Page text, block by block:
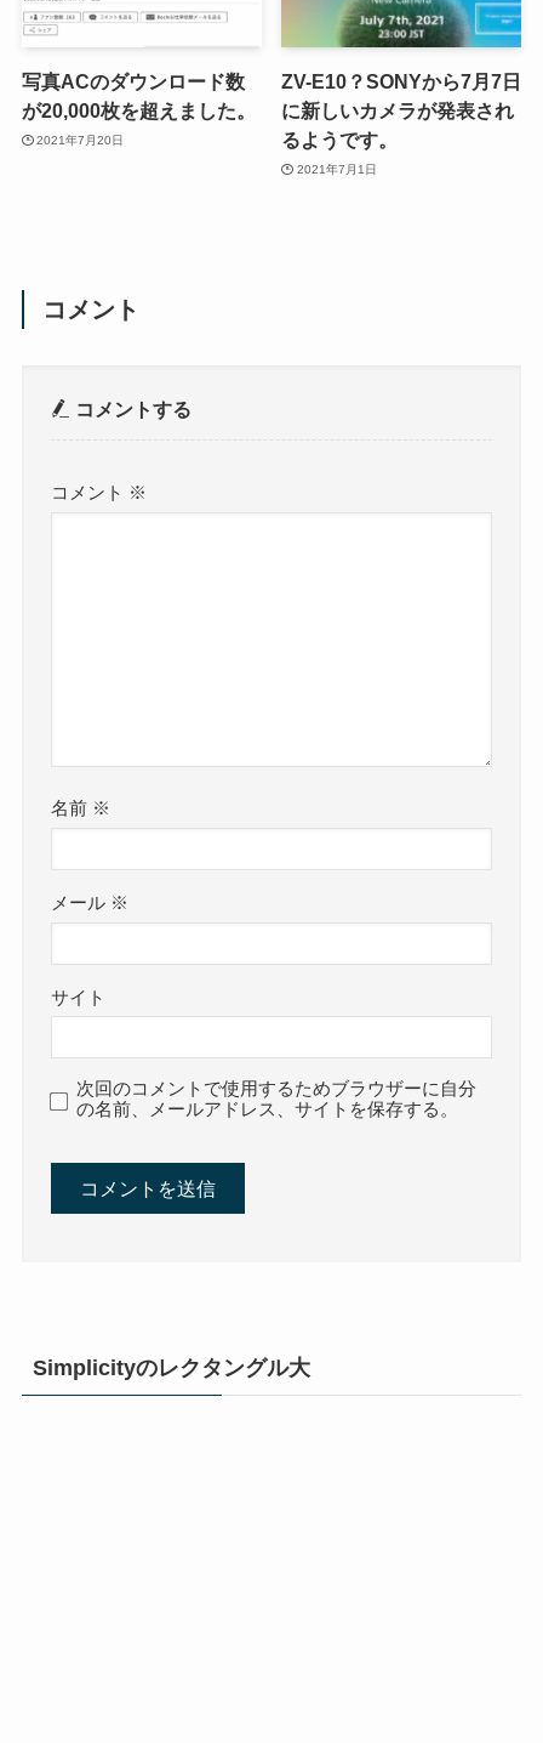
写真ACのダウンロード数
が20,000枚を超えました。
2021年7月20日
ZV-E10？SONYから7月7日
に新しいカメラが発表され
るようです。
2021年7月1日
コメント
コメントする
コメント ※
名前 ※
メール ※
サイト
次回のコメントで使用するためブラウザーに自分
の名前、メールアドレス、サイトを保存する。
Simplicityのレクタングル大